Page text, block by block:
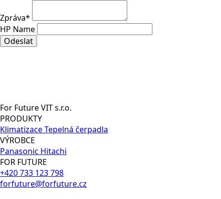
Zpráva*
HP Name
Odeslat
For Future VIT s.r.o.
PRODUKTY
KlimatizaceTepelná čerpadla
VÝROBCE
Panasonic Hitachi
FOR FUTURE
+420 733 123 798
forfuture@forfuture.cz